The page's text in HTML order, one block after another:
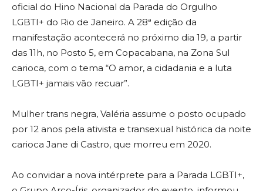
oficial do Hino Nacional da Parada do Orgulho
LGBTI+ do Rio de Janeiro. A 28ª edição da
manifestação acontecerá no próximo dia 19, a partir
das 11h, no Posto 5, em Copacabana, na Zona Sul
carioca, com o tema “O amor, a cidadania e a luta
LGBTI+ jamais vão recuar”.
Mulher trans negra, Valéria assume o posto ocupado
por 12 anos pela ativista e transexual histórica da noite
carioca Jane di Castro, que morreu em 2020.
Ao convidar a nova intérprete para a Parada LGBTI+,